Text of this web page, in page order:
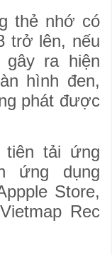
thẻ nhớ có
trở lên, nếu
ra hiện
hình đen,
phát được
tiên tải ứng
ứng dụng
Store,
Rec